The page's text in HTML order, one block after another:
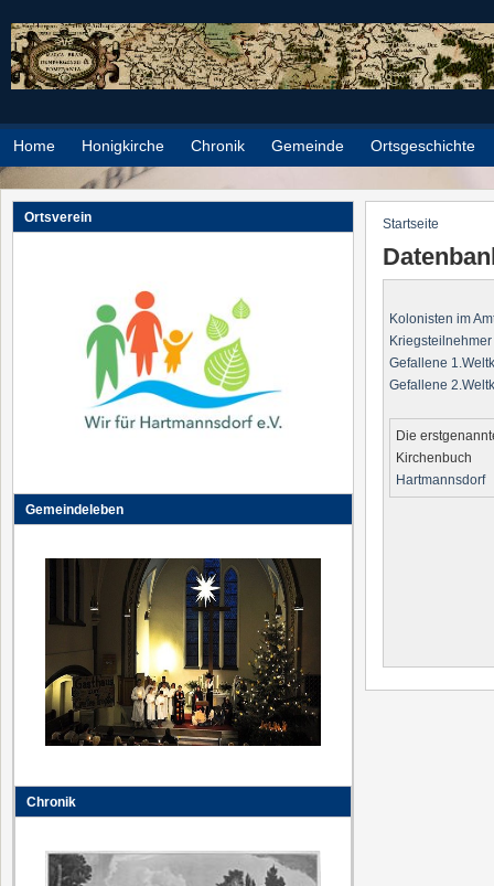
Home Honigkirche Chronik Gemeinde Ortsgeschichte
Sie sind
Startseite
Kolonisten im
Gefallene
Gefallene
Die
Kirchenbuch
Hartmannsdorf
Ortsverein
Gemeindeleben
Chronik